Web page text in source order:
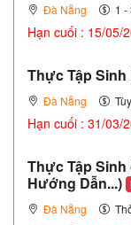
Đà Nẵng 1 -
Hạn cuối : 15/05/
Thực Tập Sinh
Đà Nẵng
Hạn cuối : 31/03/
Thực Tập Sinh
Hướng Dẫn...)
Đà Nẵng